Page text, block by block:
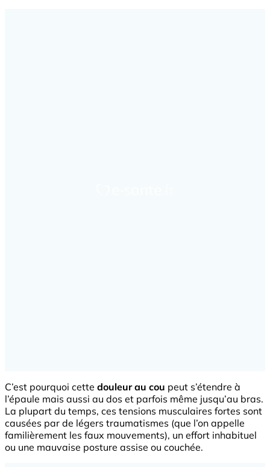
C’est pourquoi cette douleur au cou peut s’étendre à
l’épaule mais aussi au dos et parfois même jusqu’au bras.
La plupart du temps, ces tensions musculaires fortes sont
causées par de légers traumatismes (que l’on appelle
familièrement les faux mouvements), un effort inhabituel
ou une mauvaise posture assise ou couchée.